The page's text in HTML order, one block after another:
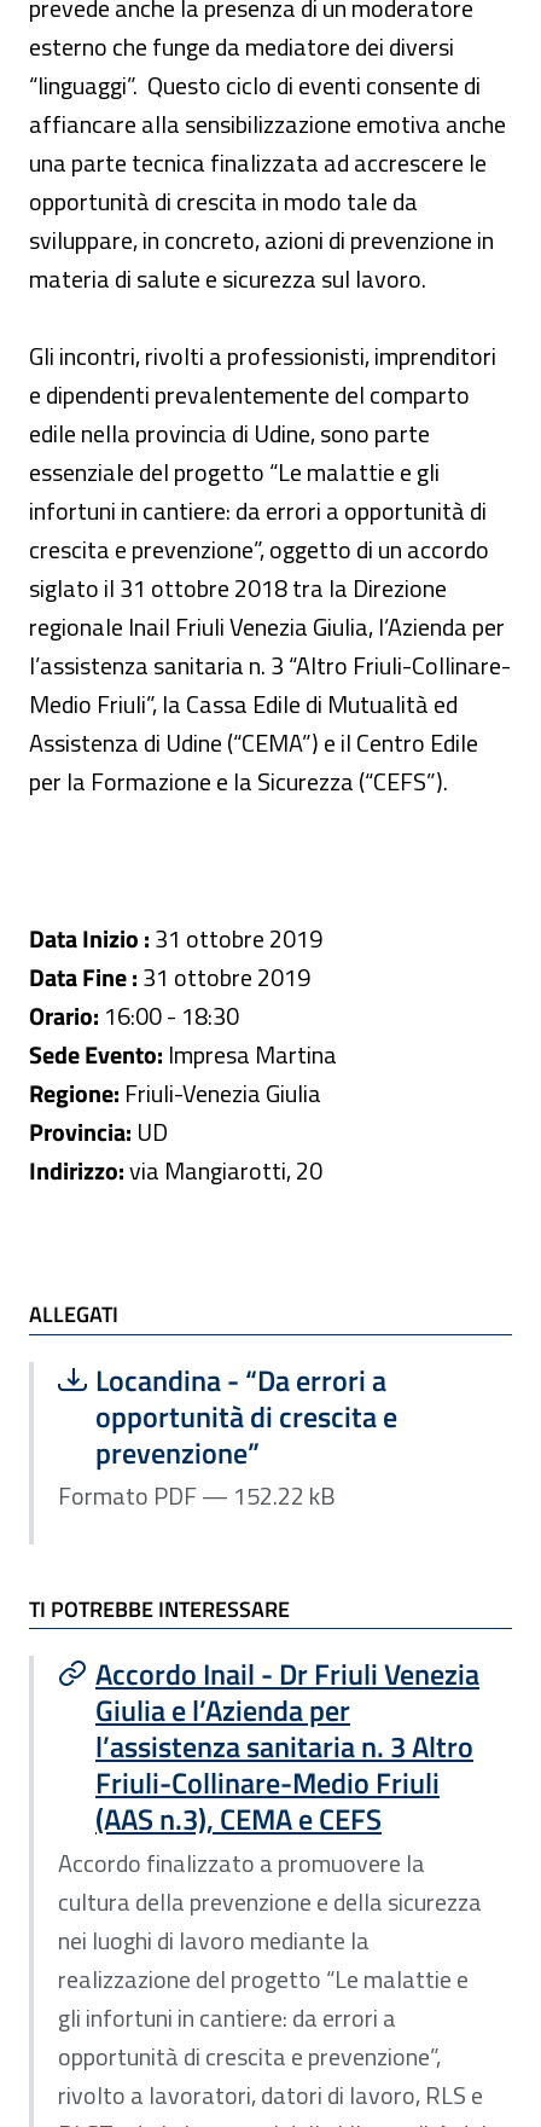
prevede anche la presenza di un moderatore
esterno che funge da mediatore dei diversi
“linguaggi”. Questo ciclo di eventi consente di
affiancare alla sensibilizzazione emotiva anche
una parte tecnica finalizzata ad accrescere le
opportunità di crescita in modo tale da
sviluppare, in concreto, azioni di prevenzione in
materia di salute e sicurezza sul lavoro.
Gli incontri, rivolti a professionisti, imprenditori
e dipendenti prevalentemente del comparto
edile nella provincia di Udine, sono parte
essenziale del progetto “Le malattie e gli
infortuni in cantiere: da errori a opportunità di
crescita e prevenzione”, oggetto di un accordo
siglato il 31 ottobre 2018 tra la Direzione
regionale Inail Friuli Venezia Giulia, l’Azienda per
l’assistenza sanitaria n. 3 “Altro Friuli-Collinare-
Medio Friuli”, la Cassa Edile di Mutualità ed
Assistenza di Udine (“CEMA”) e il Centro Edile
per la Formazione e la Sicurezza (“CEFS”).
Data Inizio :31 ottobre 2019
Data Fine :31 ottobre 2019
Orario: 16:00 - 18:30
Sede Evento: Impresa Martina
Regione: Friuli-Venezia Giulia
Provincia: UD
Indirizzo:via Mangiarotti, 20
ALLEGATI e TI POTREBBE INTERESSARE
ALLEGATI
Scarica file:
Locandina - “Da errori a
opportunità di crescita e
prevenzione”
Formato PDF — Dimensione 152.22 kB
Formato PDF — 152.22 kB
TI POTREBBE INTERESSARE
Accordo Inail - Dr Friuli Venezia
Giulia e l’Azienda per
l’assistenza sanitaria n. 3 Altro
Friuli-Collinare-Medio Friuli
(AAS n.3), CEMA e CEFS
Accordo finalizzato a promuovere la
cultura della prevenzione e della sicurezza
nei luoghi di lavoro mediante la
realizzazione del progetto “Le malattie e
gli infortuni in cantiere: da errori a
opportunità di crescita e prevenzione”,
rivolto a lavoratori, datori di lavoro, RLS e